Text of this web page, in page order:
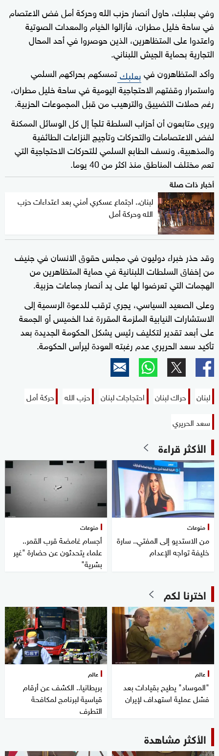
وفي بعلبك، حاول أنصار حزب الله وحركة أمل فض الاعتصام
في ساحة خليل مطران، فأزالوا الخيام والمعدات الصوتية
واعتدوا على المتظاهرين، الذين حوصروا في أحد المحال
التجارية بحماية الجيش اللبناني.
وأكد المتظاهرون فيبعلبكتمسكهم بحراكهم السلمي
واستمرار وقفتهم الاحتجاجية اليومية في ساحة خليل مطران،
رغم حملات التضييق والترهيب من قبل المجموعات الحزبية.
ويرى متابعون أن أحزاب السلطة تلجأ إل كل الوسائل الممكنة
لفض الاعتصامات والتحركات وتأجيج النزاعات الطائفية
والمذهبية، ونسف الطابع السلمي للتحركات الاحتجاجية التي
تعم مختلف المناطق منذ اكثر من 40 يوما.
أخبار ذات صلة
لبنان.. اجتماع عسكري أمني بعد اعتداءات حزب
الله وحركة أمل
وقد حذر خبراء دوليون في مجلس حقوق الانسان في جنيف
من إخفاق السلطات اللبنانية في حماية المتظاهرين من
الهجمات التي تعرضوا لها على يد أنصار جماعات حزبية.
وعلى الصعيد السياسي، يجري ترقب للدعوة الرسمية إلى
الاستشارات النيابية الملزمة المقررة غدا الخميس أو الجمعة
على أبعد تقدير لتكليف رئيس يشكل الحكومة الجديدة بعد
تأكيد سعد الحريري عدم رغبته العودة ليرأس الحكومة.
لبنان حراك لبنان احتجاجات لبنان حزب الله
حركة أمل
سعد الحريري
الأكثر قراءة
منوعات
من الاستديو إلى المفتي.. سارة
خليفة تواجه الإعدام
منوعات
أجسام غامضة قرب القمر..
علماء يتحدثون عن حضارة "غير
بشرية"
اخترنا لكم
عالم
"الموساد" يطيح بقيادات بعد
فشل عملية استهداف لإيران
عالم
بريطانيا.. الكشف عن أرقام
قياسية لبرنامج لمكافحة
التطرف
الأكثر مشاهدة